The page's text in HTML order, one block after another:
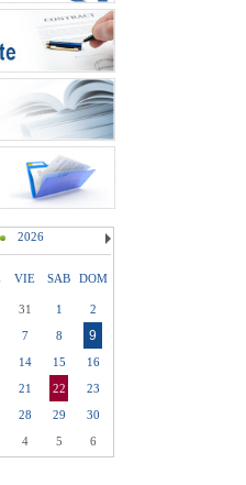
2026
VIE SAB DOM
31 1
2
7 8 9
14 15
16
21 22
23
28 29
30
4 5 6